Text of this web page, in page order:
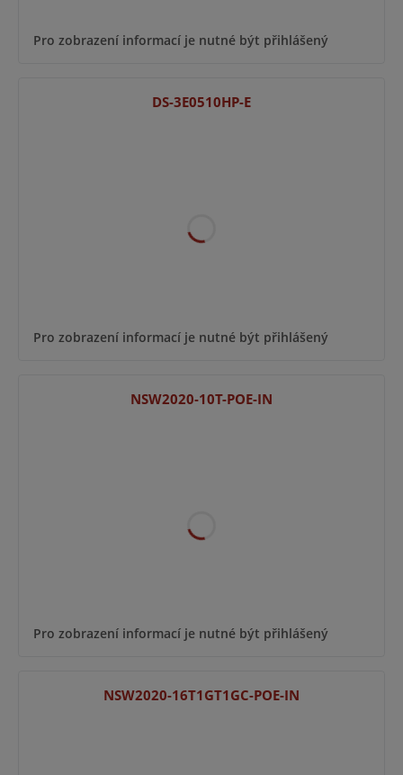
Pro zobrazení informací je nutné být přihlášený
DS-3E0510HP-E
Pro zobrazení informací je nutné být přihlášený
NSW2020-10T-POE-IN
Pro zobrazení informací je nutné být přihlášený
NSW2020-16T1GT1GC-POE-IN